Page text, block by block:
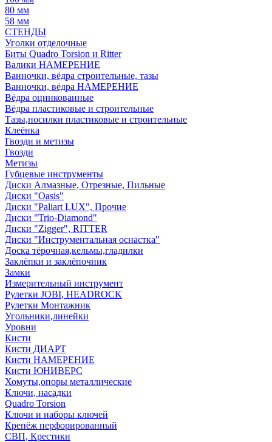
80 мм
58 мм
СТЕНДЫ
Уголки отделочные
Биты Quadro Torsion и Ritter
Валики НАМЕРЕНИЕ
Ванночки, вёдра строительные, тазы
Ванночки, вёдра НАМЕРЕНИЕ
Вёдра оцинкованные
Вёдра пластиковые и строительные
Тазы,носилки пластиковые и строительные
Клеёнка
Гвозди и метизы
Гвозди
Метизы
Губцевые инструменты
Диски Алмазные, Отрезные, Пильные
Диски "Oasis"
Диски "Paliart LUX", Прочие
Диски "Trio-Diamond"
Диски "Zigger", RITTER
Диски "Инструментальная оснастка"
Доска тёрочная,кельмы,гладилки
Заклёпки и заклёпочник
Замки
Измерительный инструмент
Рулетки JOBI, HEADROCK
Рулетки Монтажник
Угольники,линейки
Уровни
Кисти
Кисти ДИАРТ
Кисти НАМЕРЕНИЕ
Кисти ЮНИВЕРС
Хомуты,опоры металлические
Ключи, насадки
Quadro Torsion
Ключи и наборы ключей
Крепёж перфорированный
СВП, Крестики